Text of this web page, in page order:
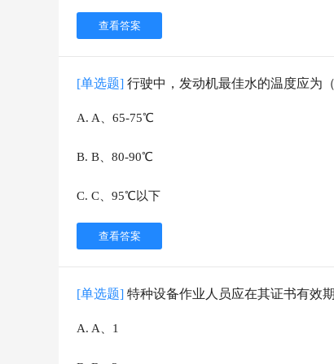
查看答案
[单选题] 行驶中，发动机最佳水的温度应为（
A. A、65-75℃
B. B、80-90℃
C. C、95℃以下
查看答案
[单选题] 特种设备作业人员应在其证书有效
A. A、1